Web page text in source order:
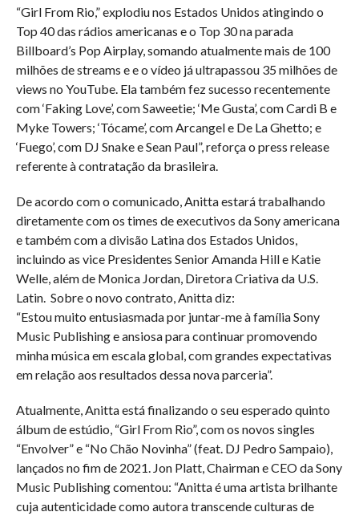
“Girl From Rio,” explodiu nos Estados Unidos atingindo o
Top 40 das rádios americanas e o Top 30 na parada
Billboard’s Pop Airplay, somando atualmente mais de 100
milhões de streams e e o vídeo já ultrapassou 35 milhões de
views no YouTube. Ela também fez sucesso recentemente
com ‘Faking Love’, com Saweetie; ‘Me Gusta’, com Cardi B e
Myke Towers; ‘Tócame’, com Arcangel e De La Ghetto; e
‘Fuego’, com DJ Snake e Sean Paul”, reforça o press release
referente à contratação da brasileira.
De acordo com o comunicado, Anitta estará trabalhando
diretamente com os times de executivos da Sony americana
e também com a divisão Latina dos Estados Unidos,
incluindo as vice Presidentes Senior Amanda Hill e Katie
Welle, além de Monica Jordan, Diretora Criativa da U.S.
Latin. Sobre o novo contrato, Anitta diz:
“Estou muito entusiasmada por juntar-me à família Sony
Music Publishing e ansiosa para continuar promovendo
minha música em escala global, com grandes expectativas
em relação aos resultados dessa nova parceria”.
Atualmente, Anitta está finalizando o seu esperado quinto
álbum de estúdio, “Girl From Rio”, com os novos singles
“Envolver” e “No Chão Novinha” (feat. DJ Pedro Sampaio),
lançados no fim de 2021. Jon Platt, Chairman e CEO da Sony
Music Publishing comentou: “Anitta é uma artista brilhante
cuja autenticidade como autora transcende culturas de